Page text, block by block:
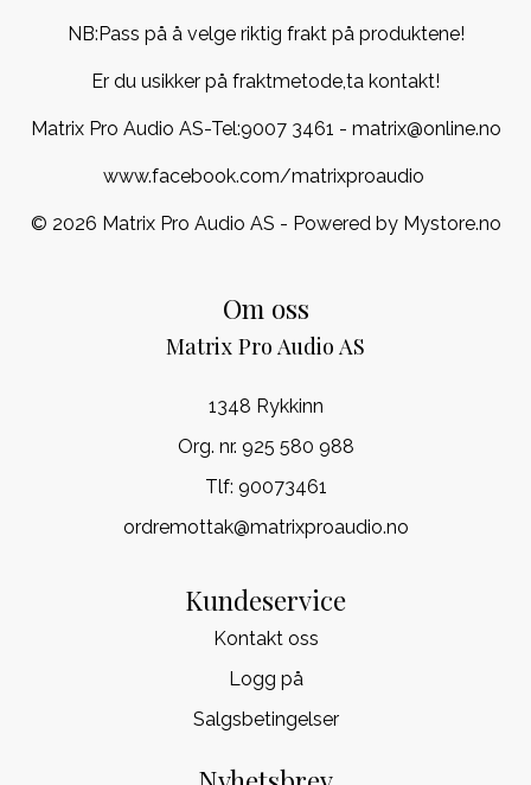
NB:Pass på å velge riktig frakt på produktene!
Er du usikker på fraktmetode,ta kontakt!
Matrix Pro Audio AS-Tel:9007 3461 - matrix@online.no
www.facebook.com/matrixproaudio
© 2026 Matrix Pro Audio AS - Powered by Mystore.no
Om oss
Matrix Pro Audio AS
1348 Rykkinn
Org. nr. 925 580 988
Tlf: 90073461
ordremottak@matrixproaudio.no
Kundeservice
Kontakt oss
Logg på
Salgsbetingelser